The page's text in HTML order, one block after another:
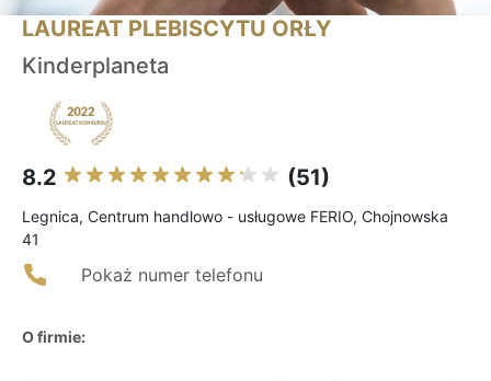
LAUREAT PLEBISCYTU ORŁY
Kinderplaneta
8.2 (51)
Legnica, Centrum handlowo - usługowe FERIO, Chojnowska
41
Pokaż numer telefonu
O firmie: